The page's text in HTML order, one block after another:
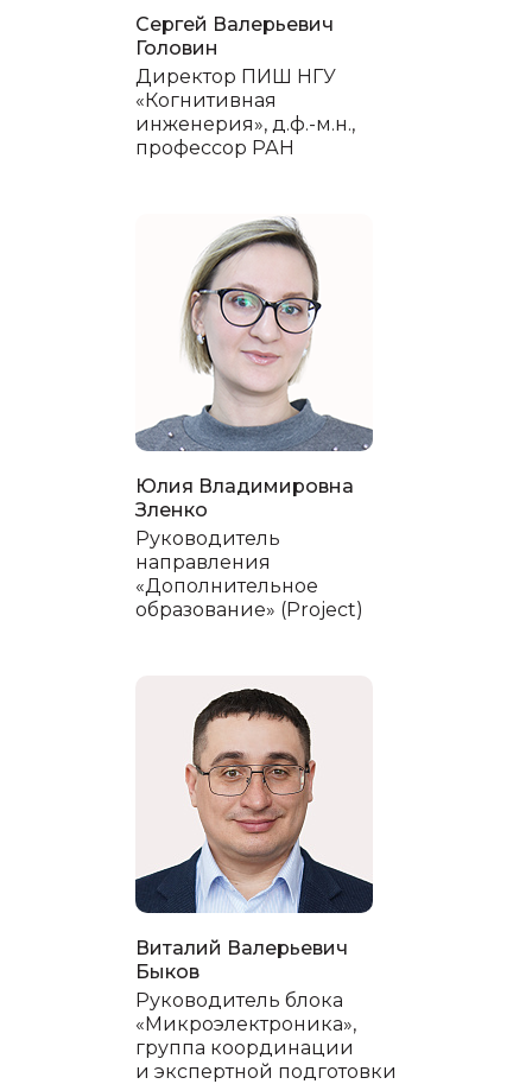
Сергей Валерьевич
Головин
Директор ПИШ НГУ
«Когнитивная
инженерия», д.ф.-м.н.,
профессор РАН
Юлия Владимировна
Зленко
Руководитель
направления
«Дополнительное
образование» (Project)
Виталий Валерьевич
Быков
Руководитель блока
«Микроэлектроника»,
группа координации
и экспертной подготовки
Федеральное государственное автономное
образовательное учреждение высшего образования
«Новосибирский национальный исследовательский
государственный университет». Передовая инженерная
saes.nsu.ru